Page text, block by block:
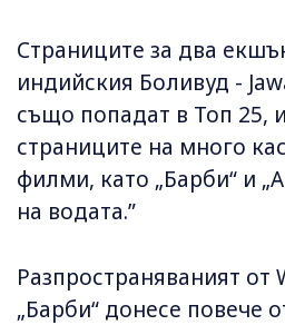
Страниците за два
индийския Боливуд -
също попадат в Топ 25,
страниците на много
филми, като „Барби“ и
на водата.”
Разпространяваният от
„Барби“ донесе повече